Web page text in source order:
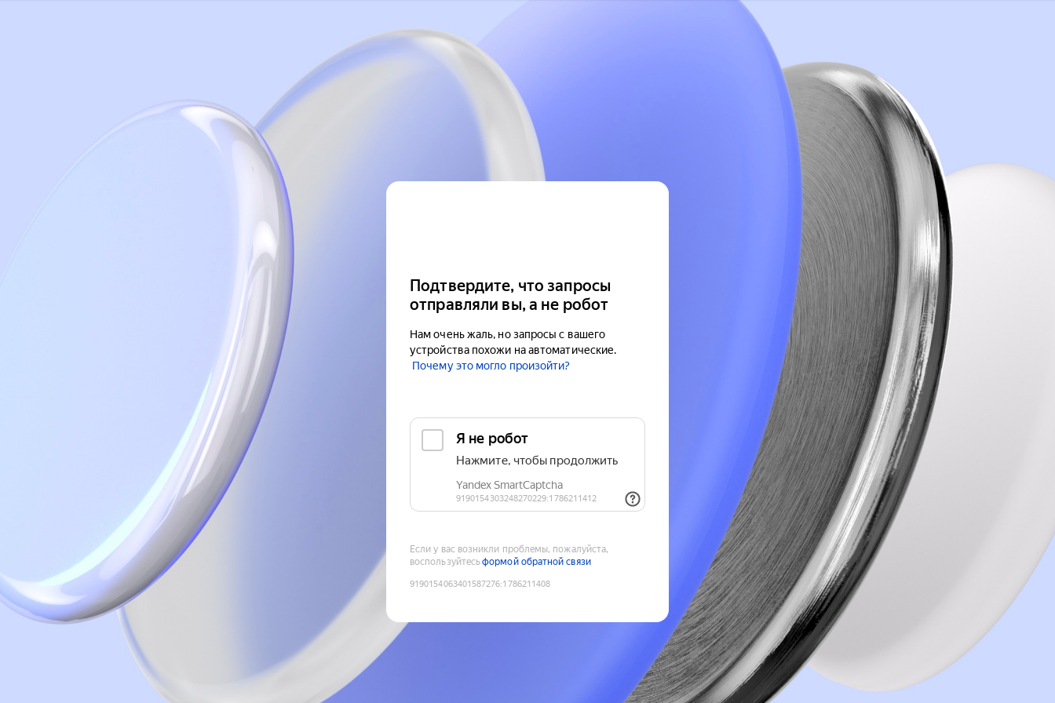
Подтвердите, что запросы
отправляли вы, а не робот
Нам очень жаль, но запросы с вашего
устройства похожи на автоматические.
Почему это могло произойти?
Если у вас возникли проблемы, пожалуйста,
воспользуйтесьформой обратной связи
9190154063401587276:1786211408